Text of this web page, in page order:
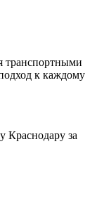
транспортными
к каждому
Краснодару за